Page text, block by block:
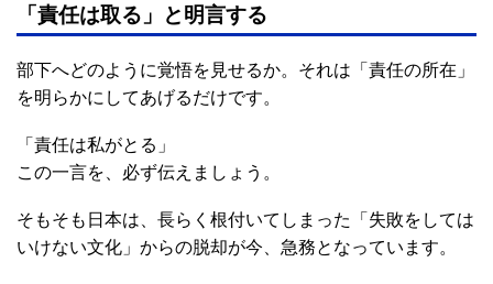
「責任は取る」と明言する
部下へどのように覚悟を見せるか。それは「責任の所在」
を明らかにしてあげるだけです。
「責任は私がとる」
この一言を、必ず伝えましょう。
そもそも日本は、長らく根付いてしまった「失敗をしては
いけない文化」からの脱却が今、急務となっています。